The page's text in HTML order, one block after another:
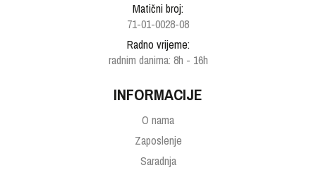
Matični broj:
71-01-0028-08
Radno vrijeme:
radnim danima: 8h - 16h
INFORMACIJE
O nama
Zaposlenje
Saradnja